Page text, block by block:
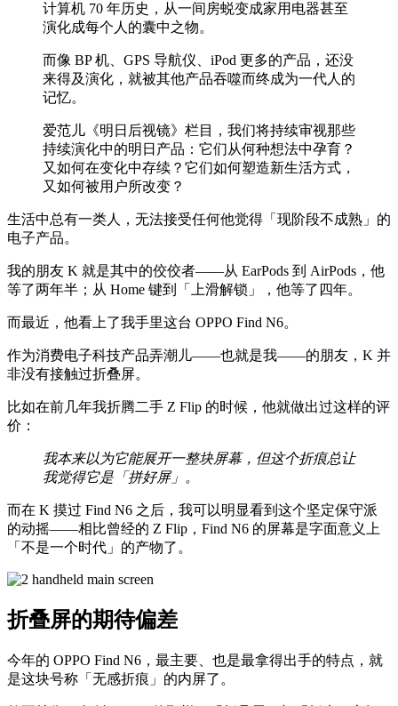
计算机 70 年历史，从一间房蜕变成家用电器甚至
演化成每个人的囊中之物。
而像 BP 机、GPS 导航仪、iPod 更多的产品，还没
来得及演化，就被其他产品吞噬而终成为一代人的
记忆。
爱范儿《明日后视镜》栏目，我们将持续审视那些
持续演化中的明日产品：它们从何种想法中孕育？
又如何在变化中存续？它们如何塑造新生活方式，
又如何被用户所改变？
生活中总有一类人，无法接受任何他觉得「现阶段不成熟」的
电子产品。
我的朋友 K 就是其中的佼佼者——从 EarPods 到 AirPods，他
等了两年半；从 Home 键到「上滑解锁」，他等了四年。
而最近，他看上了我手里这台 OPPO Find N6。
作为消费电子科技产品弄潮儿——也就是我——的朋友，K 并
非没有接触过折叠屏。
比如在前几年我折腾二手 Z Flip 的时候，他就做出过这样的评
价：
我本来以为它能展开一整块屏幕，但这个折痕总让
我觉得它是「拼好屏」。
而在 K 摸过 Find N6 之后，我可以明显看到这个坚定保守派
的动摇——相比曾经的 Z Flip，Find N6 的屏幕是字面意义上
「不是一个时代」的产物了。
折叠屏的期待偏差
今年的 OPPO Find N6，最主要、也是最拿得出手的特点，就
是这块号称「无感折痕」的内屏了。